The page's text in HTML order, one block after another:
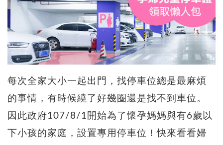
每次全家大小一起出門，找停車位總是最麻煩
的事情，有時候繞了好幾圈還是找不到車位。
因此政府107/8/1開始為了懷孕媽媽與有6歲以
下小孩的家庭，設置專用停車位！快來看看婦